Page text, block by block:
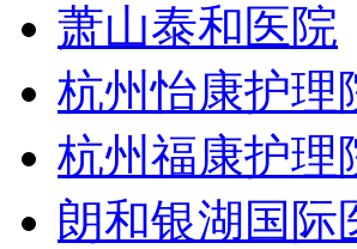
萧山泰和医院
杭州怡康护理
杭州福康护理
朗和银湖国际